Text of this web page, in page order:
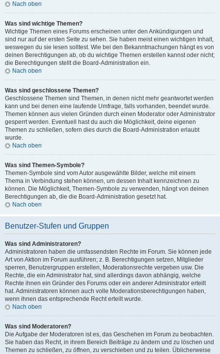
Nach oben
Was sind wichtige Themen?
Wichtige Themen eines Forums erscheinen unter den Ankündigungen und
sind nur auf der ersten Seite zu sehen. Sie haben meist einen wichtigen Inhalt,
weswegen du sie lesen solltest. Wie bei den Bekanntmachungen hängt es von
deinen Berechtigungen ab, ob du wichtige Themen erstellen kannst oder nicht;
die Berechtigungen stellt die Board-Administration ein.
Nach oben
Was sind geschlossene Themen?
Geschlossene Themen sind Themen, in denen nicht mehr geantwortet werden
kann und bei denen eine laufende Umfrage, falls vorhanden, beendet wurde.
Themen können aus vielen Gründen durch einen Moderator oder Administrator
gesperrt werden. Eventuell hast du auch die Möglichkeit, deine eigenen
Themen zu schließen, sofern dies durch die Board-Administration erlaubt
wurde.
Nach oben
Was sind Themen-Symbole?
Themen-Symbole sind vom Autor ausgewählte Bilder, welche mit einem
Thema in Verbindung stehen können, um dessen Inhalt kennzeichnen zu
können. Die Möglichkeit, Themen-Symbole zu verwenden, hängt von deinen
Berechtigungen ab, die die Board-Administration gesetzt hat.
Nach oben
Benutzer-Stufen und Gruppen
Was sind Administratoren?
Administratoren haben die umfassendsten Rechte im Forum. Sie können jede
Art von Aktion im Forum ausführen; z. B. Berechtigungen setzen, Mitglieder
sperren, Benutzergruppen erstellen, Moderationsrechte vergeben usw. Die
Rechte, die ein Administrator hat, sind allerdings davon abhängig, welche
Rechte ihnen ein Gründer des Forums oder ein anderer Administrator erteilt
hat. Administratoren können auch volle Moderationsberechtigungen haben,
wenn ihnen das entsprechende Recht erteilt wurde.
Nach oben
Was sind Moderatoren?
Die Aufgabe der Moderatoren ist es, das Geschehen im Forum zu beobachten.
Sie haben das Recht, in ihrem Bereich Beiträge zu ändern und zu löschen und
Themen zu schließen, zu öffnen, zu verschieben und zu teilen. Üblicherweise